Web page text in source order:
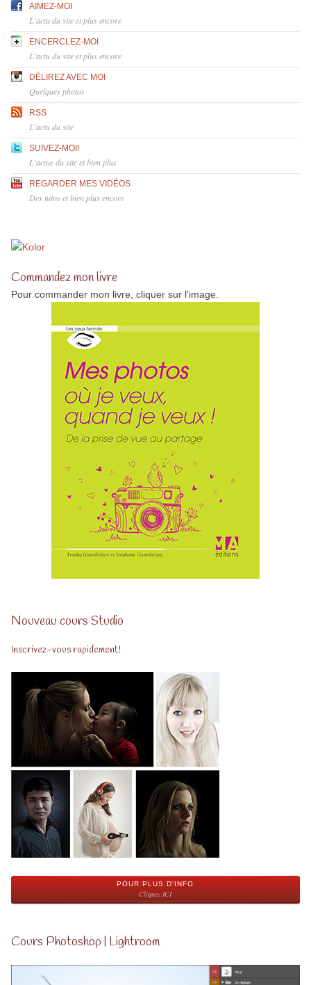
AIMEZ-MOI
L'actu du site et plus encore
ENCERCLEZ-MOI
L'actu du site et plus encore
DÉLIREZ AVEC MOI
Quelques photos
RSS
L'actu du site
SUIVEZ-MOI!
L'actue du site et bien plus
REGARDER MES VIDÉOS
Des tutos et bien plus encore
Commandez mon livre
Pour commander mon livre, cliquer sur l'image.
Nouveau cours Studio
Inscrivez-vous rapidement!
POUR PLUS D'INFO
Cliquez ICI
Cours Photoshop | Lightroom